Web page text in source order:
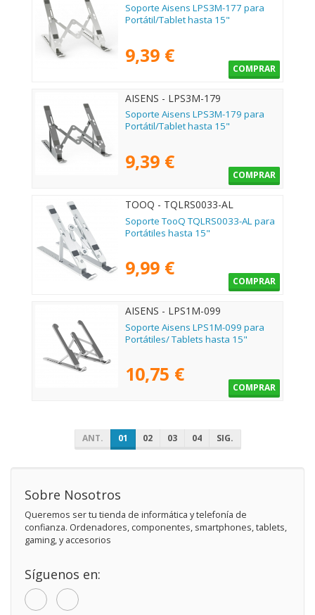
Soporte Aisens LPS3M-177 para
Portátil/Tablet hasta 15"
9,39 €
COMPRAR
AISENS - LPS3M-179
Soporte Aisens LPS3M-179 para
Portátil/Tablet hasta 15"
9,39 €
COMPRAR
TOOQ - TQLRS0033-AL
Soporte TooQ TQLRS0033-AL para
Portátiles hasta 15"
9,99 €
COMPRAR
AISENS - LPS1M-099
Soporte Aisens LPS1M-099 para
Portátiles/ Tablets hasta 15"
10,75 €
COMPRAR
ANT. 01 02 03 04 SIG.
Sobre Nosotros
Queremos ser tu tienda de informática y telefonía de
confianza. Ordenadores, componentes, smartphones, tablets,
gaming, y accesorios
Síguenos en: